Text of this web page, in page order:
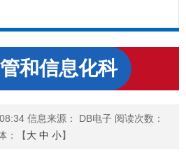
和信息化科
信息来源： DB电子 阅读次数：
：【大 中 小】